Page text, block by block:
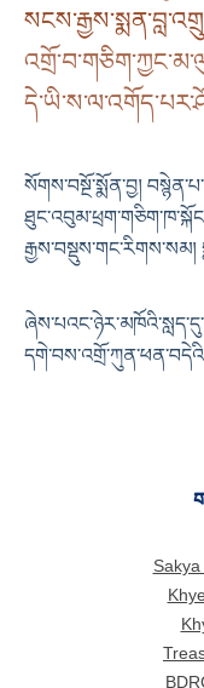
སོགས་བསྔོ་སྨོན་བྱ།
རྒྱས་བསྡུས་གང་རིགས་སམ།